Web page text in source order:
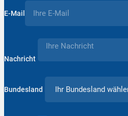
E-Mail
Nachricht
Bundesland